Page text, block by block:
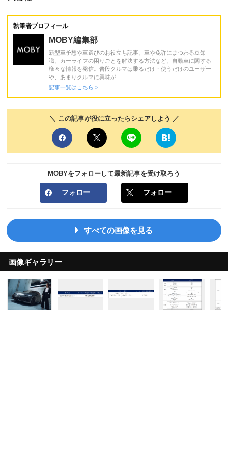
執筆者プロフィール
MOBY編集部
新型車予想や車選びのお役立ち記事、車や免許にまつわる豆知
識、カーライフの困りごとを解決する方法など、自動車に関する
様々な情報を発信。普段クルマは乗るだけ・使うだけのユーザー
や、あまりクルマに興味が...
記事一覧はこちら >
＼ この記事が役に立ったらシェアしよう ／
MOBYをフォローして最新記事を受け取ろう
フォロー フォロー
すべての画像を見る
画像ギャラリー